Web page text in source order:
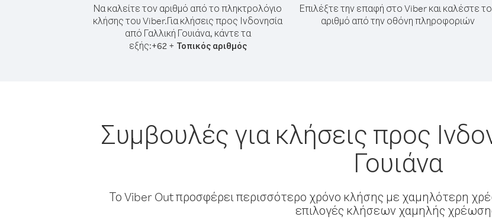
Να καλείτε τον αριθμό από το πληκτρολόγιο
κλήσης του Viber.Για κλήσεις προς Ινδονησία
από Γαλλική Γουιάνα, κάντε τα
εξής:+62+ Τοπικός αριθμός
Επιλέξτε την επαφή στο Viber και καλέστε
αριθμό από την οθόνη πληροφοριών
Συμβουλές για κλήσεις προς
Γουιάνα
Το Viber Out προσφέρει περισσότερο χρόνο κλήσης με χαμηλότερη
επιλογές κλήσεων χαμηλής